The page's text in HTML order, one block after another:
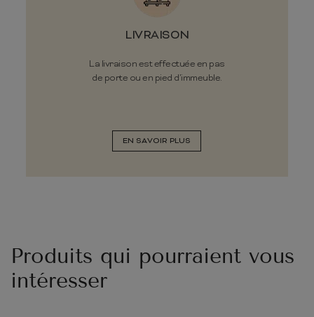
LIVRAISON
La livraison est effectuée en pas
de porte ou en pied d’immeuble.
EN SAVOIR PLUS
Produits qui pourraient vous
intéresser